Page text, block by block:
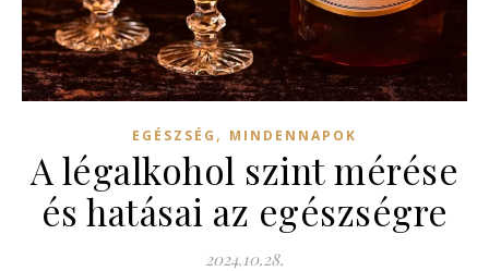
EGÉSZSÉG , MINDENNAPOK
A légalkohol szint mérése
és hatásai az egészségre
2024.10.28.